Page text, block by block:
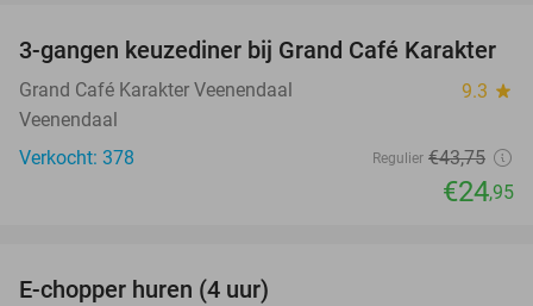
43%
3-gangen keuzediner bij Grand Café Karakter
Grand Café Karakter Veenendaal 9.3 star
Veenendaal
Verkocht: 378
Regulier €43,75
€24,95
E-chopper huren (4 uur)